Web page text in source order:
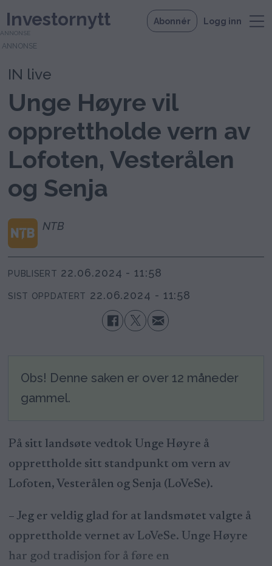
Investornytt Abonnér Logg inn
ANNONSE
IN live
Unge Høyre vil
opprettholde vern av
Lofoten, Vesterålen
og Senja
NTB
PUBLISERT 22.06.2024 - 11:58
SIST OPPDATERT 22.06.2024 - 11:58
Obs! Denne saken er over 12 måneder
gammel.
På sitt landsøte vedtok Unge Høyre å
opprettholde sitt standpunkt om vern av
Lofoten, Vesterålen og Senja (LoVeSe).
– Jeg er veldig glad for at landsmøtet valgte å
opprettholde vernet av LoVeSe. Unge Høyre
har god tradisjon for å føre en